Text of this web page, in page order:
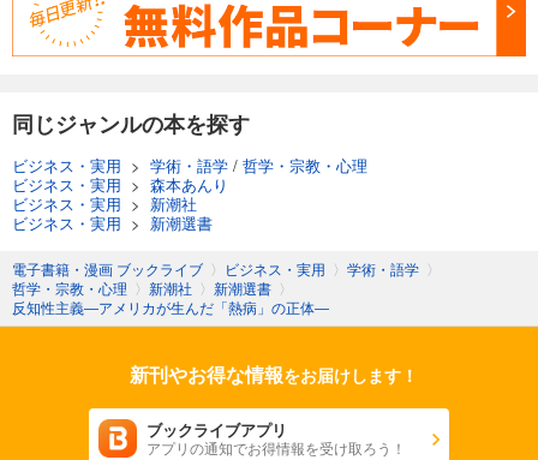
同じジャンルの本を探す
ビジネス・実用 > 学術・語学 / 哲学・宗教・心理
ビジネス・実用 > 森本あんり
ビジネス・実用 > 新潮社
ビジネス・実用 > 新潮選書
電子書籍・漫画 ブックライブ 〉 ビジネス・実用 〉 学術・語学 〉
哲学・宗教・心理 〉 新潮社 〉 新潮選書 〉
反知性主義―アメリカが生んだ「熱病」の正体―
新刊やお得な情報をお届けします！
ブックライブアプリ
アプリの通知でお得情報を受け取ろう！